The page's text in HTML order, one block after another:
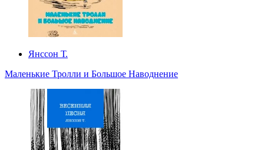
Янссон Т.
Маленькие Тролли и Большое Наводнение